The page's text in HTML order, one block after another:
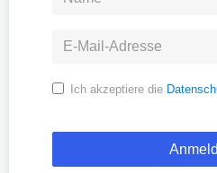
Ich akzeptiere die